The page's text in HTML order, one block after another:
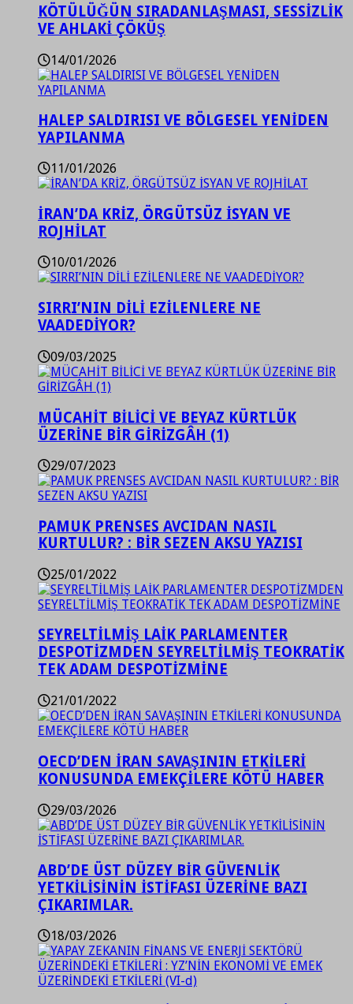
KÖTÜLÜĞÜN SIRADANLAŞMASI, SESSİZLİK
VE AHLAKİ ÇÖKÜŞ
14/01/2026
HALEP SALDIRISI VE BÖLGESEL YENİDEN
YAPILANMA
11/01/2026
İRAN’DA KRİZ, ÖRGÜTSÜZ İSYAN VE
ROJHİLAT
10/01/2026
SIRRI’NIN DİLİ EZİLENLERE NE
VAADEDİYOR?
09/03/2025
MÜCAHİT BİLİCİ VE BEYAZ KÜRTLÜK
ÜZERİNE BİR GİRİZGÂH (1)
29/07/2023
PAMUK PRENSES AVCIDAN NASIL
KURTULUR? : BİR SEZEN AKSU YAZISI
25/01/2022
SEYRELTİLMİŞ LAİK PARLAMENTER
DESPOTİZMDEN SEYRELTİLMİŞ TEOKRATİK
TEK ADAM DESPOTİZMİNE
21/01/2022
OECD’DEN İRAN SAVAŞININ ETKİLERİ
KONUSUNDA EMEKÇİLERE KÖTÜ HABER
29/03/2026
ABD’DE ÜST DÜZEY BİR GÜVENLİK
YETKİLİSİNİN İSTİFASI ÜZERİNE BAZI
ÇIKARIMLAR.
18/03/2026